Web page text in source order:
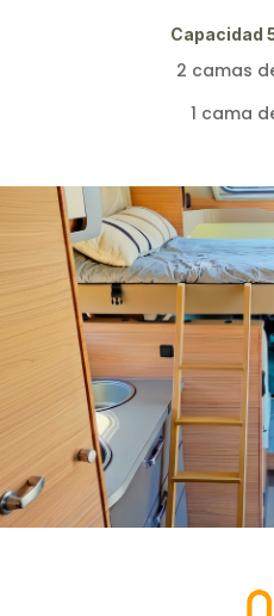
Capacidad
2 camas
1 cama